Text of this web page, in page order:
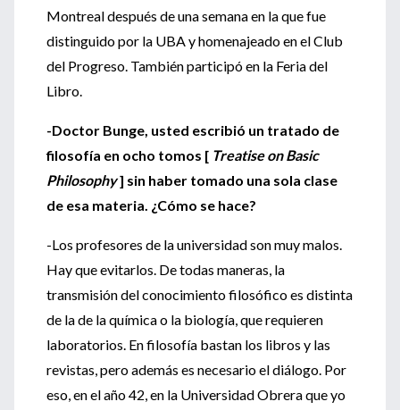
Montreal después de una semana en la que fue
distinguido por la UBA y homenajeado en el Club
del Progreso. También participó en la Feria del
Libro.
-Doctor Bunge, usted escribió un tratado de
filosofía en ocho tomos [ Treatise on Basic
Philosophy] sin haber tomado una sola clase
de esa materia. ¿Cómo se hace?
-Los profesores de la universidad son muy malos.
Hay que evitarlos. De todas maneras, la
transmisión del conocimiento filosófico es distinta
de la de la química o la biología, que requieren
laboratorios. En filosofía bastan los libros y las
revistas, pero además es necesario el diálogo. Por
eso, en el año 42, en la Universidad Obrera que yo